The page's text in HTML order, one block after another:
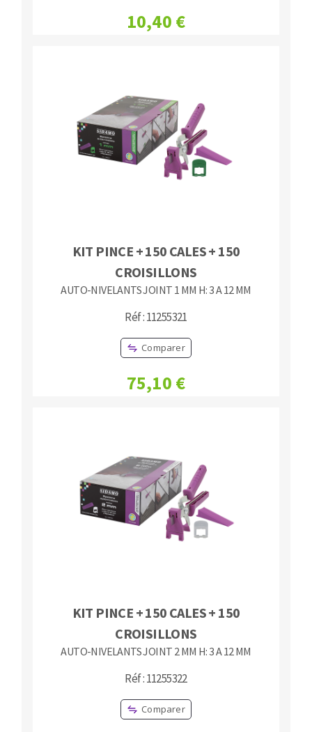
10,40 €
KIT PINCE + 150 CALES + 150
CROISILLONS
AUTO-NIVELANTS JOINT 1 MM H: 3 A 12 MM
Réf : 11255321
Comparer
75,10 €
KIT PINCE + 150 CALES + 150
CROISILLONS
AUTO-NIVELANTS JOINT 2 MM H: 3 A 12 MM
Réf : 11255322
Comparer